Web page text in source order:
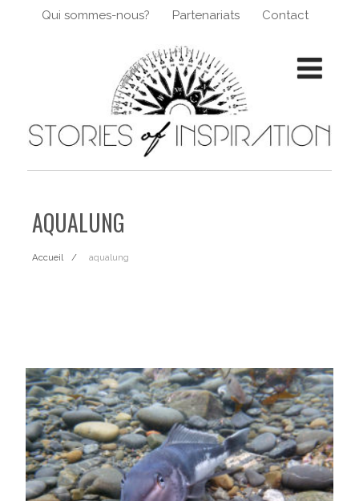
Qui sommes-nous? Partenariats Contact
AQUALUNG
Accueil aqualung